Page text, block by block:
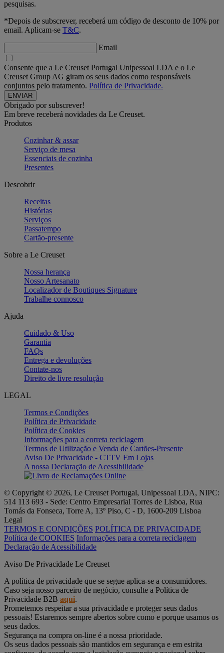
pesquisas.
*Depois de subscrever, receberá um código de desconto de 10% por
email. Aplicam-se T&C.
Email
Consente que a Le Creuset Portugal Unipessoal LDA e o Le
Creuset Group AG giram os seus dados como responsáveis
conjuntos pelo tratamento. Política de Privacidade.
Obrigado por subscrever!
Em breve receberá novidades da Le Creuset.
Produtos
Cozinhar & assar
Serviço de mesa
Essenciais de cozinha
Presentes
Descobrir
Receitas
Histórias
Serviços
Passatempo
Cartão-presente
Sobre a Le Creuset
Nossa herança
Nosso Artesanato
Localizador de Boutiques Signature
Trabalhe connosco
Ajuda
Cuidado & Uso
Garantia
FAQs
Entrega e devoluções
Contate-nos
Direito de livre resolução
LEGAL
Termos e Condições
Política de Privacidade
Política de Cookies
Informações para a correta reciclagem
Termos de Utilização e Venda de Cartões-Presente
Aviso De Privacidade - CTTV Em Lojas
A nossa Declaração de Acessibilidade
© Copyright © 2026, Le Creuset Portugal, Unipessoal LDA, NIPC:
514 113 693 - Sede: Centro Empresarial Torres de Lisboa, Rua
Tomás da Fonseca, Torre A, 13º Piso, C - D, 1600-209 Lisboa
Legal
TERMOS E CONDIÇÕES POLÍTICA DE PRIVACIDADE
Política de COOKIES Informações para a correta reciclagem
Declaração de Acessibilidade
Aviso De Privacidade Le Creuset
A política de privacidade que se segue aplica-se a consumidores.
Caso seja nosso parceiro de negócio, consulte a Política de
Privacidade B2B aqui.
Prometemos respeitar a sua privacidade e proteger seus dados
pessoais! Estaremos sempre abertos sobre como e porque usamos os
seus dados.
Segurança na compra on-line é a nossa prioridade.
Os seus dados pessoais são mantidos em segurança e em estrita